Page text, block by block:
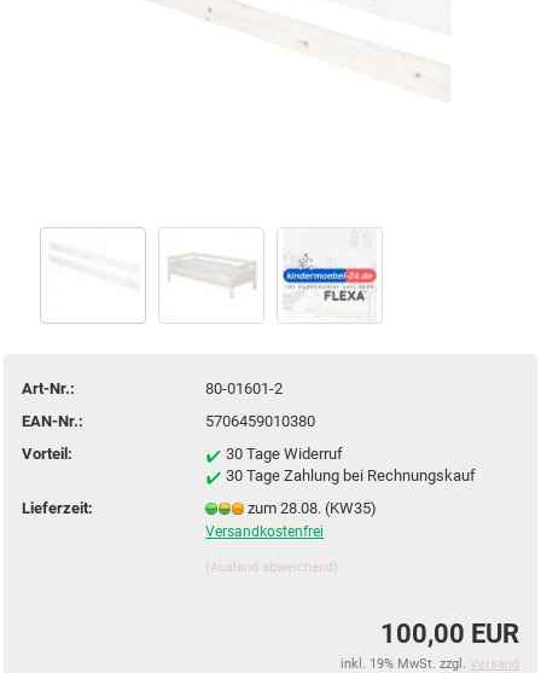
Art-Nr.:
80-01601-2
EAN-Nr.:
5706459010380
Vorteil:
30 Tage Widerruf
30 Tage Zahlung bei Rechnungskauf
Lieferzeit:
zum 28.08. (KW35)
Versandkostenfrei
(Ausland abweichend)
100,00 EUR
inkl. 19% MwSt. zzgl. Versand